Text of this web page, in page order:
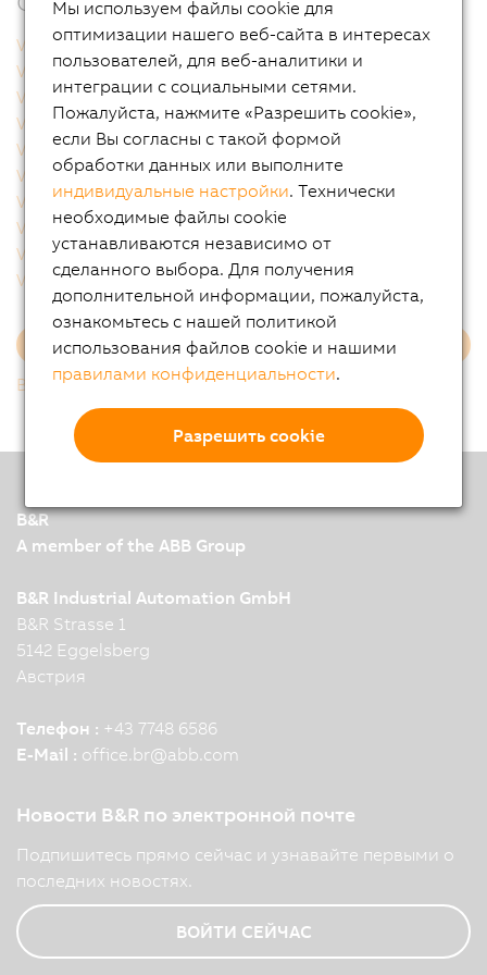
VSC122001.041P-000
VSC122001.04BP-000
VSC122001.051P-000
VSC122001.053P-000
VSC122002.041P-000
VSC122002.051P-000
VSC122002.141P-000
VSC122002.14BP-000
VSC122004.031P-000
VSC122004.03BP-000
VSC122004.051P-000
VSC122005.051P-000
VSC122005.053P-000
VSC122005.05BP-000
VSC122005.07BP-000
VSC122331.06CP-000
VSC122812.021P-000
VSC122821.022P-000
VSC122821.032P-000
VSC122821.041P-000
Еще
Вернутся к списку
B&R
A member of the ABB Group
B&R Industrial Automation GmbH
B&R Strasse 1
5142 Eggelsberg
Австрия
Телефон : +43 7748 6586
E-Mail : office.br@abb.com
Новости B&R по электронной почте
Подпишитесь прямо сейчас и узнавайте первыми о
последних новостях.
ВОЙТИ СЕЙЧАС
Мы используем файлы cookie для
оптимизации нашего веб-сайта в интересах
пользователей, для веб-аналитики и
интеграции с социальными сетями.
Пожалуйста, нажмите «Разрешить cookie»,
если Вы согласны с такой формой
обработки данных или выполните
индивидуальные настройки. Технически
необходимые файлы cookie
устанавливаются независимо от
сделанного выбора. Для получения
дополнительной информации, пожалуйста,
ознакомьтесь с нашей политикой
использования файлов cookie и нашими
правилами конфиденциальности.
Разрешить cookie